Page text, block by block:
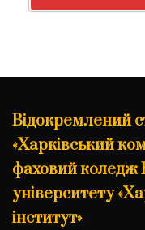
Відокремлений
«Харківський
фаховий коледж
університету
інститут»